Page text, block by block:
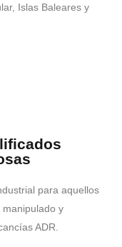
Islas Baleares y
para aquellos
y
ADR.